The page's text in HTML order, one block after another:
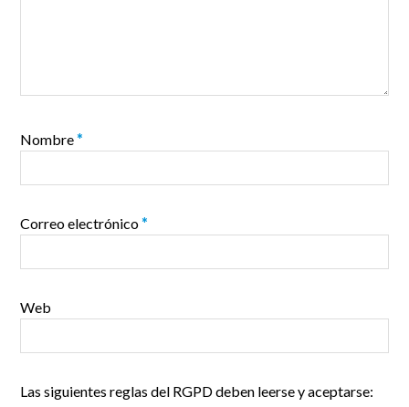
Nombre*
Correo electrónico*
Web
Las siguientes reglas del RGPD deben leerse y aceptarse: